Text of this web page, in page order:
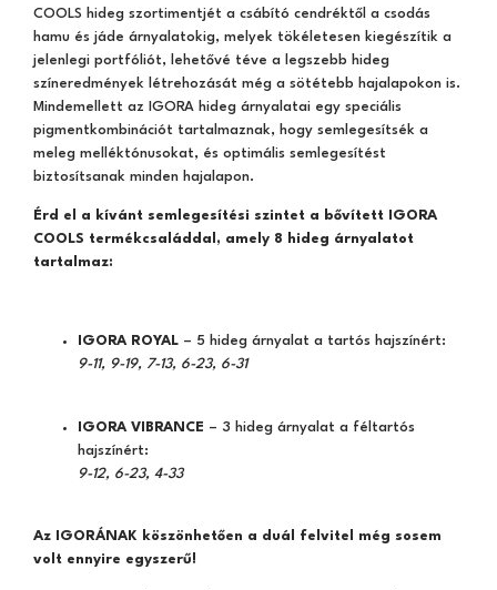
COOLS hideg szortimentjét a csábító cendréktől a csodás
hamu és jáde árnyalatokig, melyek tökéletesen kiegészítik a
jelenlegi portfóliót, lehetővé téve a legszebb hideg
színeredmények létrehozását még a sötétebb hajalapokon is.
Mindemellett az IGORA hideg árnyalatai egy speciális
pigmentkombinációt tartalmaznak, hogy semlegesítsék a
meleg melléktónusokat, és optimális semlegesítést
biztosítsanak minden hajalapon.
Érd el a kívánt semlegesítési szintet a bővített IGORA
COOLS termékcsaláddal, amely 8 hideg árnyalatot
tartalmaz:
IGORA ROYAL – 5 hideg árnyalat a tartós hajszínért:
9-11, 9-19, 7-13, 6-23, 6-31
IGORA VIBRANCE – 3 hideg árnyalat a féltartós
hajszínért:
9-12, 6-23, 4-33
Az IGORÁNAK köszönhetően a duál felvitel még sosem
volt ennyire egyszerű!